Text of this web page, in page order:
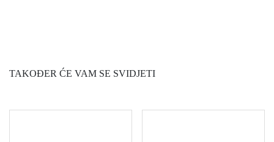
TAKOĐER ĆE VAM SE SVIDJETI